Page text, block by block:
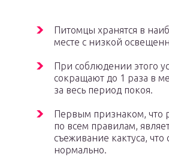
Питомцы хранятся в
месте с низкой
При соблюдении этого
сокращают до 1 раза в
за весь период покоя.
Первым признаком, что
по всем правилам,
съеживание кактуса,
нормально.